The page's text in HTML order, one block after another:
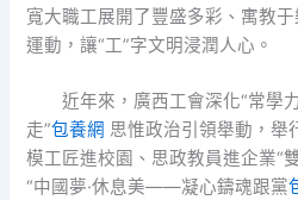
寬大職工展開了豐盛多彩、寓教
運動，讓“工”字文明浸潤人心。
近年來，廣西工會深化“常學
走”包養網 思惟政治引領舉動，舉
模工匠進校園、思政教員進企業“
“中國夢·休息美——凝心鑄魂跟黨